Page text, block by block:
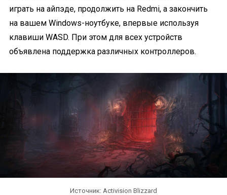
играть на айпэде, продолжить на Redmi, а закончить
на вашем Windows-ноутбуке, впервые используя
клавиши WASD. При этом для всех устройств
объявлена поддержка различных контроллеров.
Источник: Activision Blizzard